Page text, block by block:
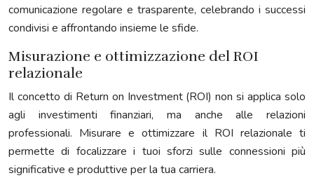
comunicazione regolare e trasparente, celebrando i successi
condivisi e affrontando insieme le sfide.
Misurazione e ottimizzazione del ROI
relazionale
Il concetto di Return on Investment (ROI) non si applica solo
agli investimenti finanziari, ma anche alle relazioni
professionali. Misurare e ottimizzare il ROI relazionale ti
permette di focalizzare i tuoi sforzi sulle connessioni più
significative e produttive per la tua carriera.